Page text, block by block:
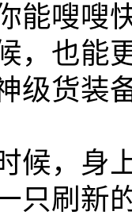
能嗖嗖
，也能
级货装
候，身
只刷新